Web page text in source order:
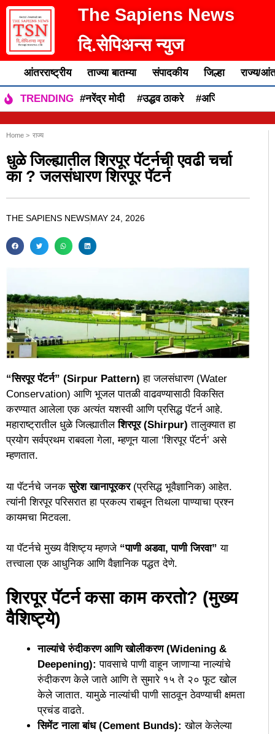
The Sapiens News
दि.सेपिअन्स न्युज
आंतरराष्ट्रीय ताज्या बातम्या संपादकीय जिल्हा राज्य/
TRENDING #नरेंद्र मोदी #उद्धव ठाकरे #अजित पवार
Home > राज्य
धुळे जिल्ह्यातील शिरपूर पॅटर्नची एवढी चर्चा
का ? जलसंधारण शिरपूर पॅटर्न
THE SAPIENS NEWSMAY 24, 2026
“सिरपूर पॅटर्न” (Sirpur Pattern) हा जलसंधारण (Water
Conservation) आणि भूजल पातळी वाढवण्यासाठी विकसित
करण्यात आलेला एक अत्यंत यशस्वी आणि प्रसिद्ध पॅटर्न आहे.
महाराष्ट्रातील धुळे जिल्ह्यातीलशिरपूर (Shirpur) तालुक्यात हा
प्रयोग सर्वप्रथम राबवला गेला, म्हणून याला ‘शिरपूर पॅटर्न’ असे
म्हणतात.
​या पॅटर्नचे जनकसुरेश खानापूरकर(प्रसिद्ध भूवैज्ञानिक) आहेत.
त्यांनी शिरपूर परिसरात हा प्रकल्प राबवून तिथला पाण्याचा प्रश्न
कायमचा मिटवला.
​या पॅटर्नचे मुख्य वैशिष्ट्य म्हणजे “पाणी अडवा, पाणी जिरवा” या
तत्त्वाला एक आधुनिक आणि वैज्ञानिक पद्धत देणे.
शिरपूर पॅटर्न कसा काम करतो? (मुख्य
वैशिष्ट्ये)
नाल्यांचे रुंदीकरण आणि खोलीकरण (Widening &
Deepening): पावसाचे पाणी वाहून जाणाऱ्या नाल्यांचे
रुंदीकरण केले जाते आणि ते सुमारे १५ ते २० फूट खोल
केले जातात. यामुळे नाल्यांची पाणी साठवून ठेवण्याची क्षमता
प्रचंड वाढते.
सिमेंट नाला बांध (Cement Bunds): खोल केलेल्या